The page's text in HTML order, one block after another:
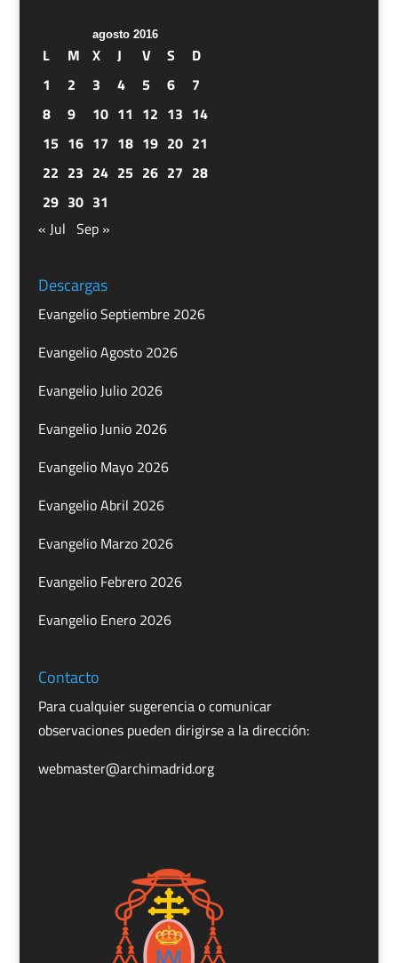
agosto 2016
L M X J V S
D
1
2 3 4 5 6
7
8
9 10 11 12 13 14
15 16 17 18 19 20 21
22 23 24 25 26 27 28
29 30 31
« Jul Sep »
Descargas
Evangelio Septiembre 2026
Evangelio Agosto 2026
Evangelio Julio 2026
Evangelio Junio 2026
Evangelio Mayo 2026
Evangelio Abril 2026
Evangelio Marzo 2026
Evangelio Febrero 2026
Evangelio Enero 2026
Contacto
Para cualquier sugerencia o comunicar
observaciones pueden dirigirse a la dirección:
webmaster@archimadrid.org